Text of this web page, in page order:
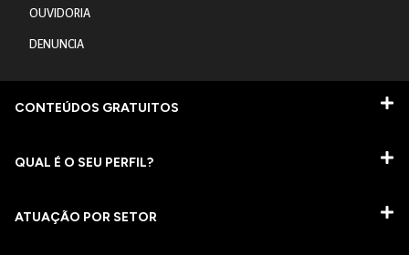
OUVIDORIA
DENUNCIA
CONTEÚDOS GRATUITOS
QUAL É O SEU PERFIL?
ATUAÇÃO POR SETOR